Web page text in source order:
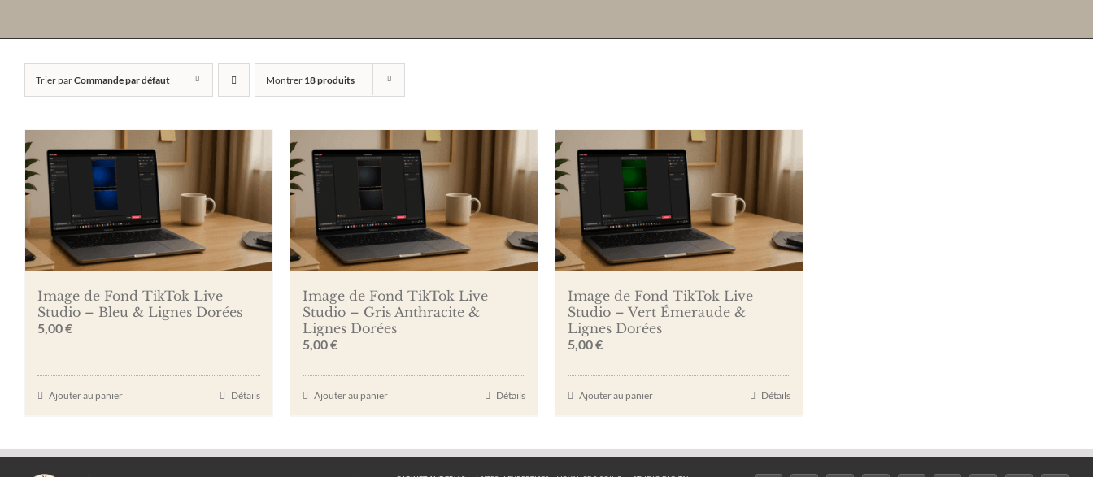
Trier parCommande par défaut Montrer 18 produits
Image de Fond TikTok Live
Studio – Bleu & Lignes Dorées
5,00€
Ajouter au panier Détails
Image de Fond TikTok Live
Studio – Gris Anthracite &
Lignes Dorées
5,00€
Ajouter au panier Détails
Image de Fond TikTok Live
Studio – Vert Émeraude &
Lignes Dorées
5,00€
Ajouter au panier Détails